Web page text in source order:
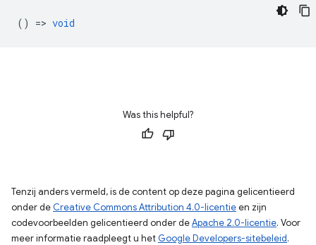
() => void
Was this helpful?
Tenzij anders vermeld, is de content op deze pagina gelicentieerd
onder de Creative Commons Attribution 4.0-licentieen zijn
codevoorbeelden gelicentieerd onder deApache 2.0-licentie. Voor
meer informatie raadpleegt u het Google Developers-sitebeleid.